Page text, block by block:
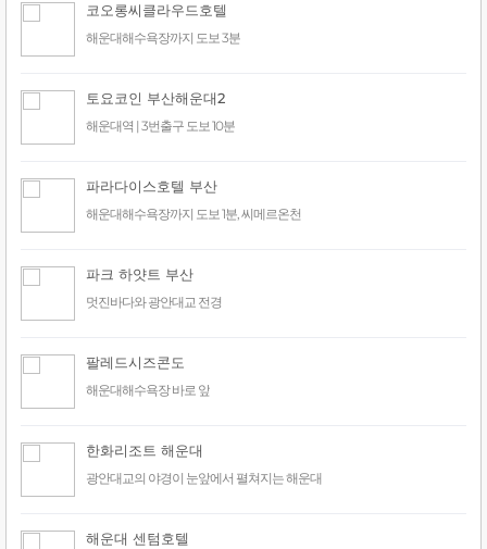
코오롱씨클라우드호텔
해운대해수욕장까지 도보 3분
토요코인 부산해운대2
해운대역 | 3번출구 도보 10분
파라다이스호텔 부산
해운대해수욕장까지 도보 1분, 씨메르온천
파크 하얏트 부산
멋진바다와 광안대교 전경
팔레드시즈콘도
해운대해수욕장 바로 앞
한화리조트 해운대
광안대교의 야경이 눈앞에서 펼쳐지는 해운대
해운대 센텀호텔